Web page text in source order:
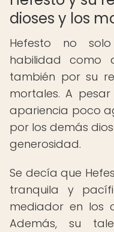
dioses y los
Hefesto no
habilidad como
también por su
mortales. A
apariencia poco
por los demás
generosidad.
Se decía que
tranquila y
mediador en los
Además, su